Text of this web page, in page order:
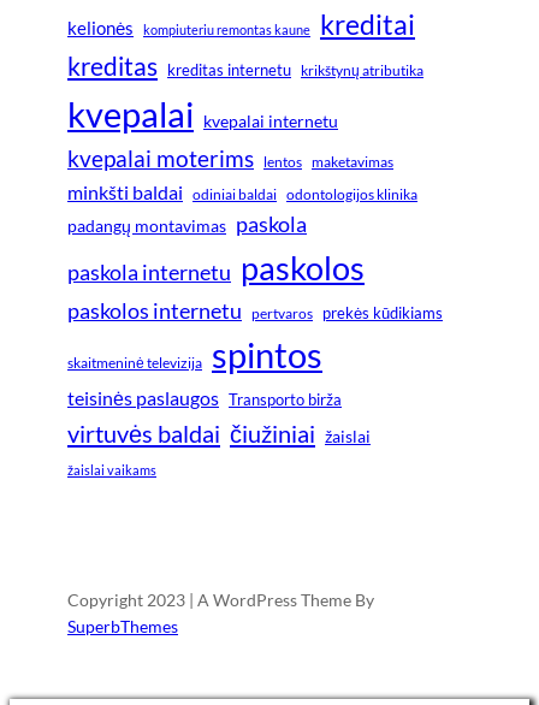
kelionės kompiuteriu remontas kaune kreditai
kreditas kreditas internetu krikštynų atributika
kvepalai kvepalai internetu
kvepalai moterims lentos maketavimas
minkšti baldai odiniai baldai odontologijos klinika
padangų montavimas paskola
paskola internetu paskolos
paskolos internetu pertvaros prekės kūdikiams
skaitmeninė televizija spintos
teisinės paslaugos Transporto birža
virtuvės baldai čiužiniai žaislai
žaislai vaikams
Copyright 2023 | A WordPress Theme By
SuperbThemes